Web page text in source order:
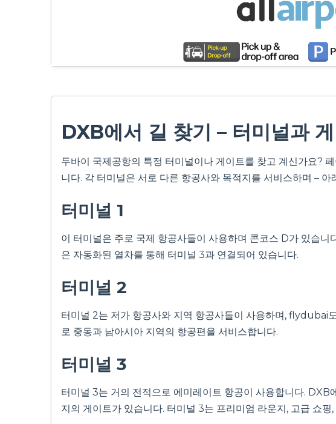
DXB에서 길 찾기 – 터미널과
두바이 국제공항의 특정 터미널이나 게이트를 찾고 계신가요?
니다. 각 터미널은 서로 다른 항공사와 목적지를 서비스하며 –
터미널 1
이 터미널은 주로 국제 항공사들이 사용하며 콘코스 D가 있습
은 자동화된 열차를 통해 터미널 3과 연결되어 있습니다.
터미널 2
터미널 2는 저가 항공사와 지역 항공사들이 사용하며, flydubai
로 중동과 남아시아 지역의 항공편을 서비스합니다.
터미널 3
터미널 3는 거의 전적으로 에미레이트 항공이 사용합니다. DXB
지의 게이트가 있습니다. 터미널 3는 프리미엄 라운지, 고급 쇼